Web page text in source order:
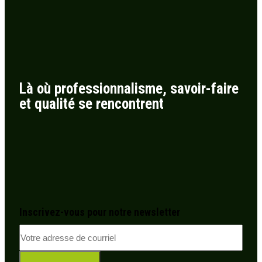
Là où professionnalisme, savoir-faire
et qualité se rencontrent
Inscrivez-vous pour notre newsletter